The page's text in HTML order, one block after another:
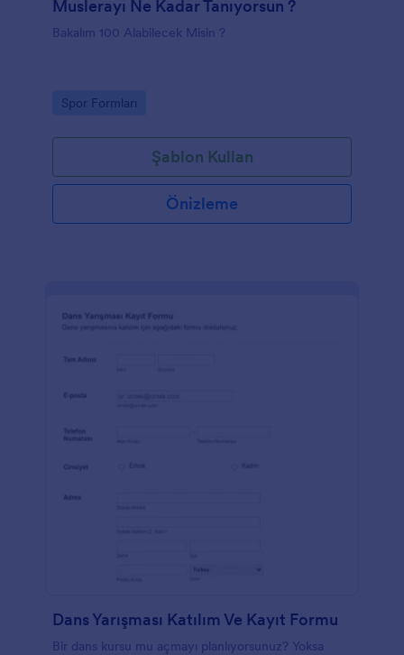
Muslerayı Ne Kadar Tanıyorsun ?
Bakalım 100 Alabilecek Misin ?
Go to Category:
Spor Formları
Şablon Kullan
Önizleme
Dans Yarışması Katılım Ve Kayıt Formu
Bir dans kursu mu açmayı planlıyorsunuz? Yoksa